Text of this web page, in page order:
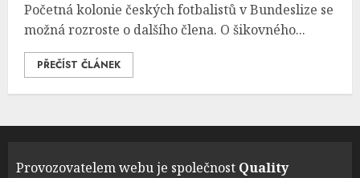
Početná kolonie českých fotbalistů v Bundeslize se
možná rozroste o dalšího člena. O šikovného...
PŘEČÍST ČLÁNEK
Provozovatelem webu je společnost Quality